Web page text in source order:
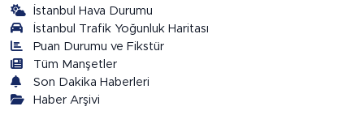
İstanbul Hava Durumu
İstanbul Trafik Yoğunluk Haritası
Puan Durumu ve Fikstür
Tüm Manşetler
Son Dakika Haberleri
Haber Arşivi